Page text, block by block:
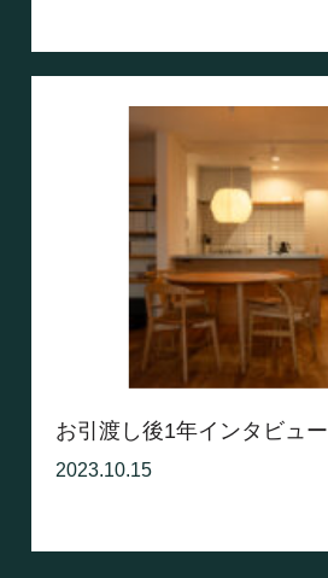
お引渡し後1年インタビュー
2023.10.15